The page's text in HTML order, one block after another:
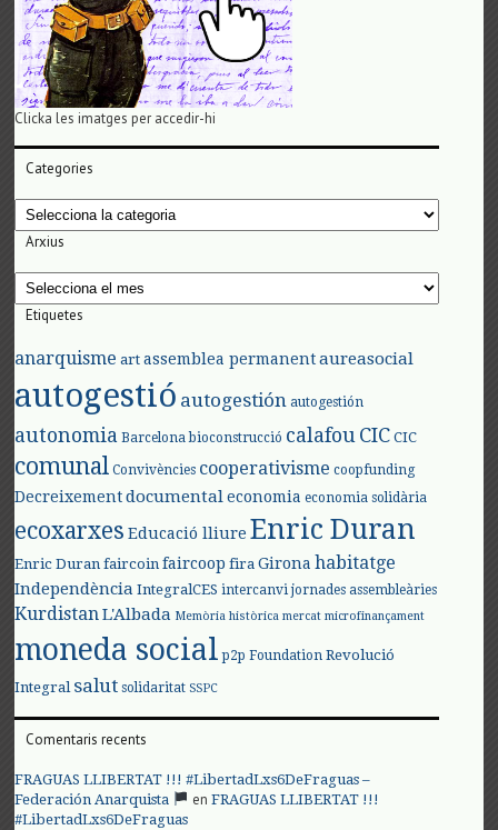
Clicka les imatges per accedir-hi
Categories
Categories
Arxius
Arxius
Etiquetes
anarquisme art assemblea permanent aureasocial
autogestió autogestión autogestión
autonomia Barcelona bioconstrucció calafou CIC CIC
comunal Convivències cooperativisme coopfunding
Decreixement documental economia economia solidària
ecoxarxes Educació lliure Enric Duran
Enric Duran faircoin faircoop fira Girona habitatge
Independència IntegralCES intercanvi jornades assembleàries
KurdistanL'Albada Memòria històrica mercat microfinançament
moneda social p2p Foundation Revolució
Integral salut solidaritat SSPC
Comentaris recents
FRAGUAS LLIBERTAT !!! #LibertadLxs6DeFraguas –
Federación Anarquista
enFRAGUAS LLIBERTAT !!!
#LibertadLxs6DeFraguas